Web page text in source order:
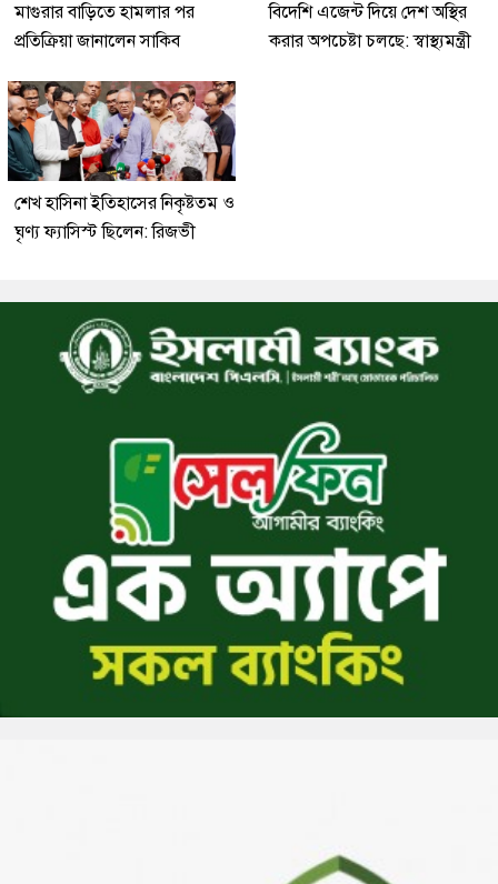
মাগুরার বাড়িতে হামলার পর
প্রতিক্রিয়া জানালেন সাকিব
বিদেশি এজেন্ট দিয়ে দেশ অস্থির
করার অপচেষ্টা চলছে: স্বাস্থ্যমন্ত্রী
শেখ হাসিনা ইতিহাসের নিকৃষ্টতম ও
ঘৃণ্য ফ্যাসিস্ট ছিলেন: রিজভী